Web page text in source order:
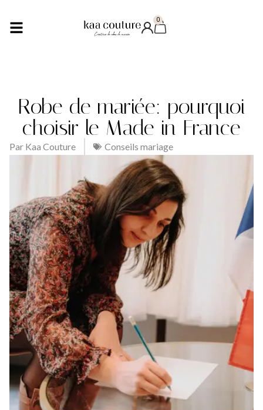
0
Robe de mariée: pourquoi
choisir le Made in France
Par Kaa Couture Conseils mariage